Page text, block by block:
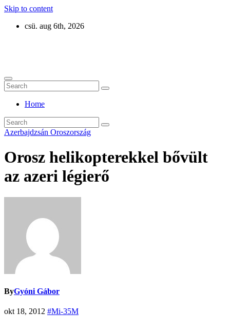
Skip to content
csü. aug 6th, 2026
Home
Azerbajdzsán Oroszország
Orosz helikopterekkel bővült
az azeri légierő
ByGyóni Gábor
okt 18, 2012 #Mi-35M